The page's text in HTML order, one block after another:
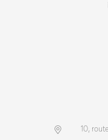
10,